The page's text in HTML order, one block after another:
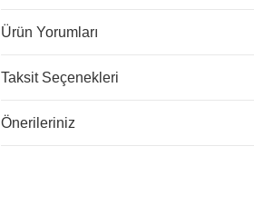
Ürün Yorumları
Taksit Seçenekleri
Önerileriniz